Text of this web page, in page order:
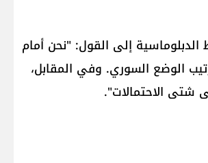
إلى القول: "نحن أمام
الوضع السوري. وفي المقابل،
شتى الاحتمالات".